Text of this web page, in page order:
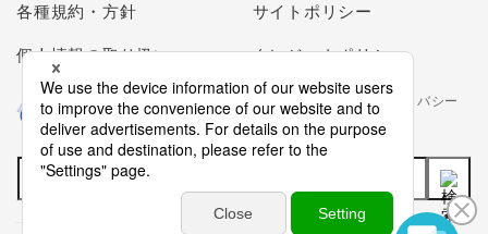
各種規約・方針 サイトポリシー
個人情報の取り扱い クレジットポリシー
当社は個人情報の取扱いを適切に行う企業としてプライバシー
マークの使用を認められた認定業者です。